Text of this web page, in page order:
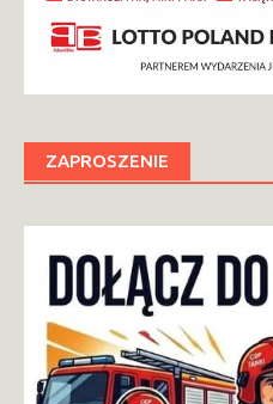
ZAPROSZENIE